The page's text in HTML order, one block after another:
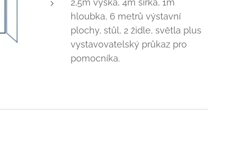
2,5m výška, 4m šířka, 1m
hloubka, 6 metrů výstavní
plochy, stůl, 2 židle, světla plus
vystavovatelský průkaz pro
pomocníka.